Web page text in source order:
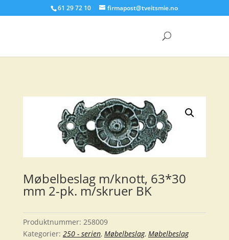
61 29 72 10 firmapost@tveitsmie.no
Møbelbeslag m/knott, 63*30
mm 2-pk. m/skruer BK
Produktnummer: 258009
Kategorier: 250 - serien, Møbelbeslag, Møbelbeslag